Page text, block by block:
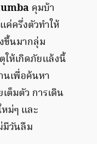
คุมบ้า
ค่ครึ่งตัวทำให้
ขึ้นมากลุ่ม
ให้เกิดภัยแล้งนี้
นเพื่อค้นหา
ต็มตัว การเดิน
ม่ๆ และ
มีวันลืม